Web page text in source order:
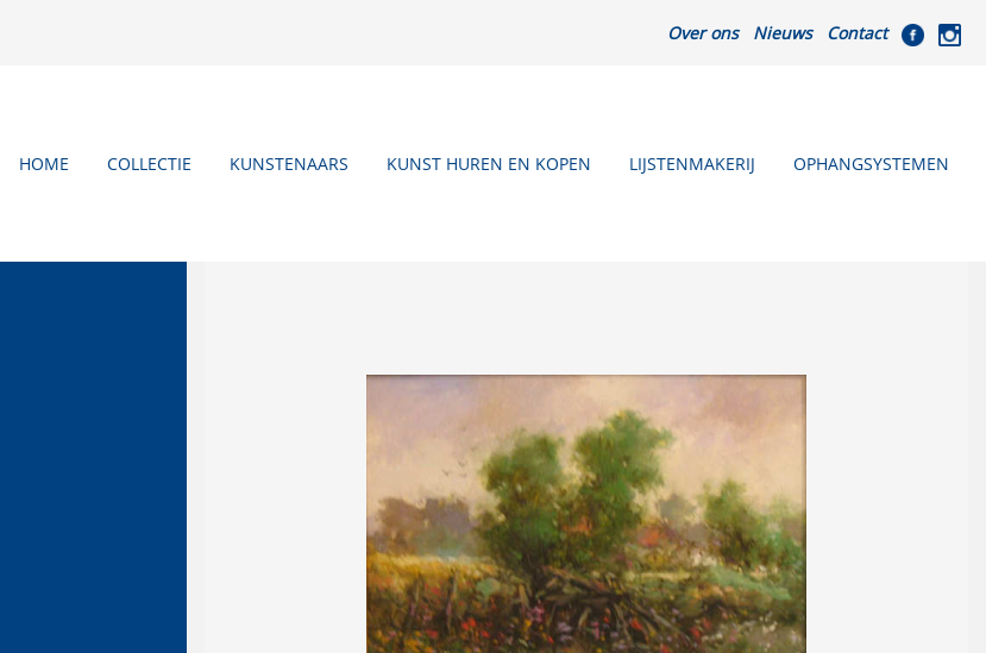
Over ons Nieuws Contact
HOME COLLECTIE KUNSTENAARS KUNST HUREN EN KOPEN LIJSTENMAKERIJ OPHANGSYSTEMEN